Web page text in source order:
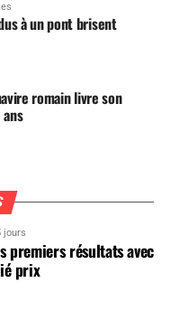
à un pont brisent
romain livre son
jours
premiers résultats avec
prix